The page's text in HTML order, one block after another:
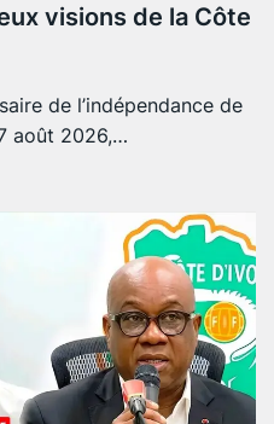
visions de la Côte
de l’indépendance de
août 2026,…